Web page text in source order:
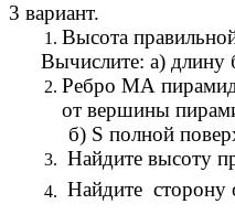
3 вариант.
Высота
Вычислите: а) длину
Ребро МА
от вершины
б) S полной
Найдите высоту
Найдите сторону